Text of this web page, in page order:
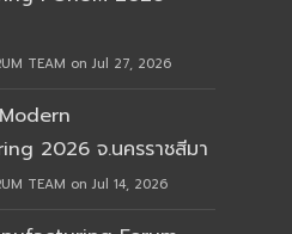
TEAM on Jul 27, 2026
2026 จ.นครราชสีมา
TEAM on Jul 14, 2026